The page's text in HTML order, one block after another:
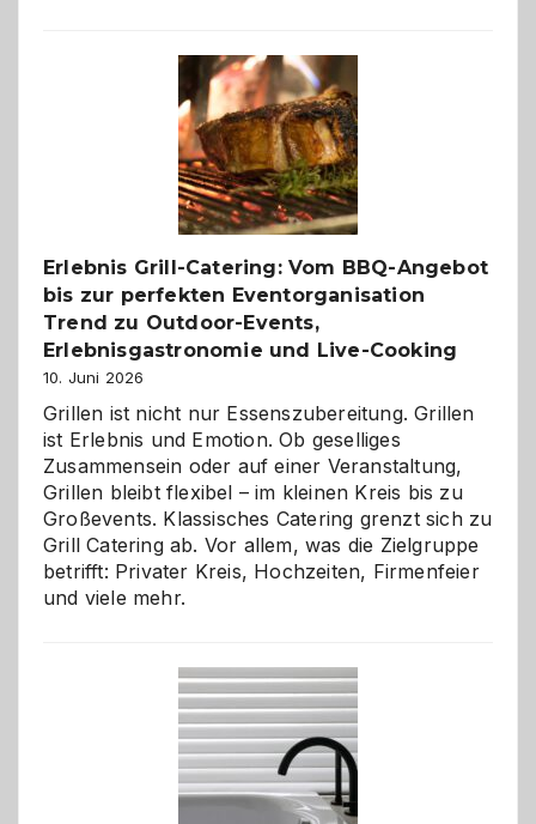
–
die
Gelegenheit,
neue
Reiseziele
zu
entdecken
Erlebnis Grill-Catering: Vom BBQ-Angebot
bis zur perfekten Eventorganisation
Trend zu Outdoor-Events,
Erlebnisgastronomie und Live-Cooking
10. Juni 2026
Grillen ist nicht nur Essenszubereitung. Grillen
ist Erlebnis und Emotion. Ob geselliges
Zusammensein oder auf einer Veranstaltung,
Grillen bleibt flexibel – im kleinen Kreis bis zu
Großevents. Klassisches Catering grenzt sich zu
Grill Catering ab. Vor allem, was die Zielgruppe
betrifft: Privater Kreis, Hochzeiten, Firmenfeier
und viele mehr.